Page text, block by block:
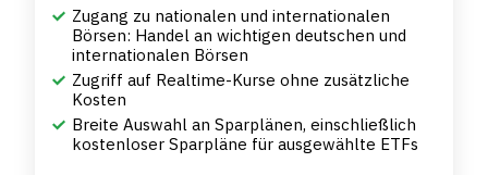
Zugang zu nationalen und internationalen
Börsen: Handel an wichtigen deutschen und
internationalen Börsen
Zugriff auf Realtime-Kurse ohne zusätzliche
Kosten
Breite Auswahl an Sparplänen, einschließlich
kostenloser Sparpläne für ausgewählte ETFs